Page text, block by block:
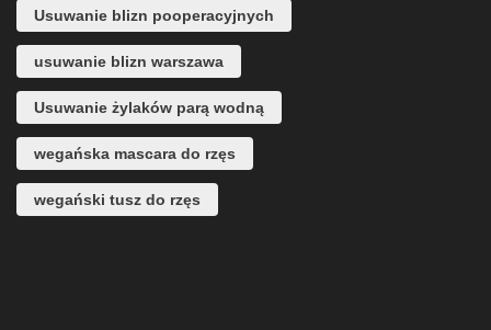
Usuwanie blizn pooperacyjnych
usuwanie blizn warszawa
Usuwanie żylaków parą wodną
wegańska mascara do rzęs
wegański tusz do rzęs